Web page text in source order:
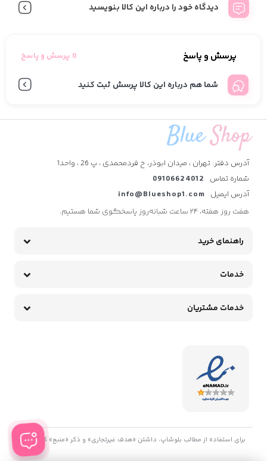
دیدگاه خود را درباره این کالا بنویسید
پرسش و پاسخ 0 پرسش و پاسخ
شما هم درباره این کالا پرسش ثبت کنید
آدرس دفتر: تهران ، میدان ابوذر، خ فردمحمدی ، پ 26 ، واحد1
شماره تماس 09106624012
آدرس ایمیل info@Blueshop1.com
هفت روز هفته، ۲۴ ساعت شبانه‌روز پاسخگوی شما هستیم.
راهنمای خرید
خدمات
خدمات مشتریان
برای استفاده از مطالب بلوشاپ، داشتن «هدف غیرتجاری» و ذکر «منبع» کافیست.